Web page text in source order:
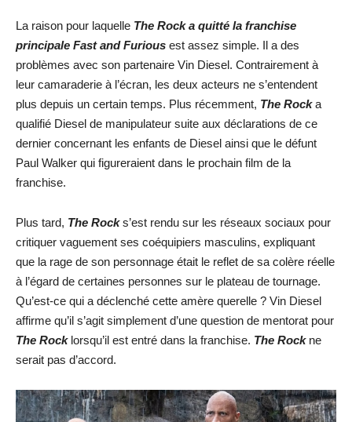
La raison pour laquelle The Rock a quitté la franchise
principale Fast and Furious est assez simple. Il a des
problèmes avec son partenaire Vin Diesel. Contrairement à
leur camaraderie à l’écran, les deux acteurs ne s’entendent
plus depuis un certain temps. Plus récemment, The Rocka
qualifié Diesel de manipulateur suite aux déclarations de ce
dernier concernant les enfants de Diesel ainsi que le défunt
Paul Walker qui figureraient dans le prochain film de la
franchise.
Plus tard, The Rocks’est rendu sur les réseaux sociaux pour
critiquer vaguement ses coéquipiers masculins, expliquant
que la rage de son personnage était le reflet de sa colère réelle
à l’égard de certaines personnes sur le plateau de tournage.
Qu’est-ce qui a déclenché cette amère querelle ? Vin Diesel
affirme qu’il s’agit simplement d’une question de mentorat pour
The Rocklorsqu’il est entré dans la franchise. The Rockne
serait pas d’accord.